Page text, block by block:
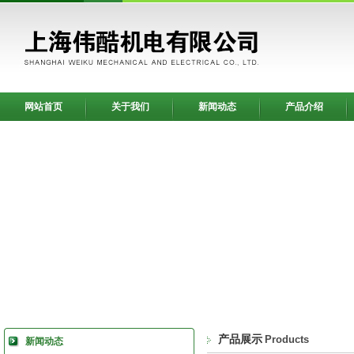
网站首页 关于我们 新闻动态 产品介绍
新闻动态 产品展示 Products